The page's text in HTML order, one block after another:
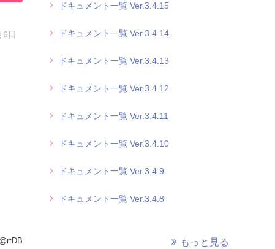
日
ドキュメント一覧 Ver.3.4.15
ドキュメント一覧 Ver.3.4.14
ドキュメント一覧 Ver.3.4.13
ドキュメント一覧 Ver.3.4.12
ドキュメント一覧 Ver.3.4.11
ドキュメント一覧 Ver.3.4.10
ドキュメント一覧 Ver.3.4.9
ドキュメント一覧 Ver.3.4.8
もっと見る